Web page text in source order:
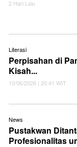
2 Hari Lalu
Literasi
Perpisahan di
Kisah...
10/06/2026 | 20:41 WIT
News
Pustakwan
Profesionalitas